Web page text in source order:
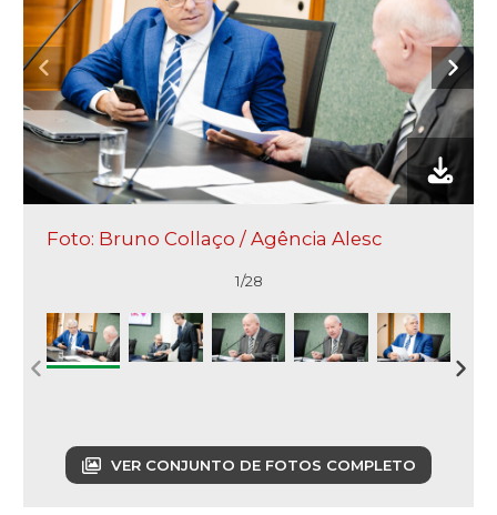
Foto: Bruno Collaço / Agência Alesc
1/28
VER CONJUNTO DE FOTOS COMPLETO